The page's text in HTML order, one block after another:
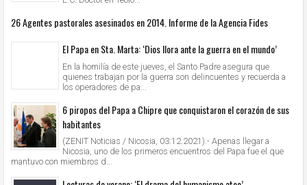
26 Agentes pastorales asesinados en 2014. Informe de la Agencia Fides
El Papa en Sta. Marta: ‘Dios llora ante la guerra en el mundo’
En la homilía de este jueves, el Santo Padre asegura que
quienes trabajan por la guerra son delincuentes y recuerda a
los operadores de pa...
6 piropos del Papa a Chipre que conquistaron el corazón de sus
habitantes
(ZENIT Noticias / Nicosia, 03.12.2021).- Apenas llegar a
Nicosia, uno de los primeros encuentros del Papa fue el que
mantuvo con miembros d...